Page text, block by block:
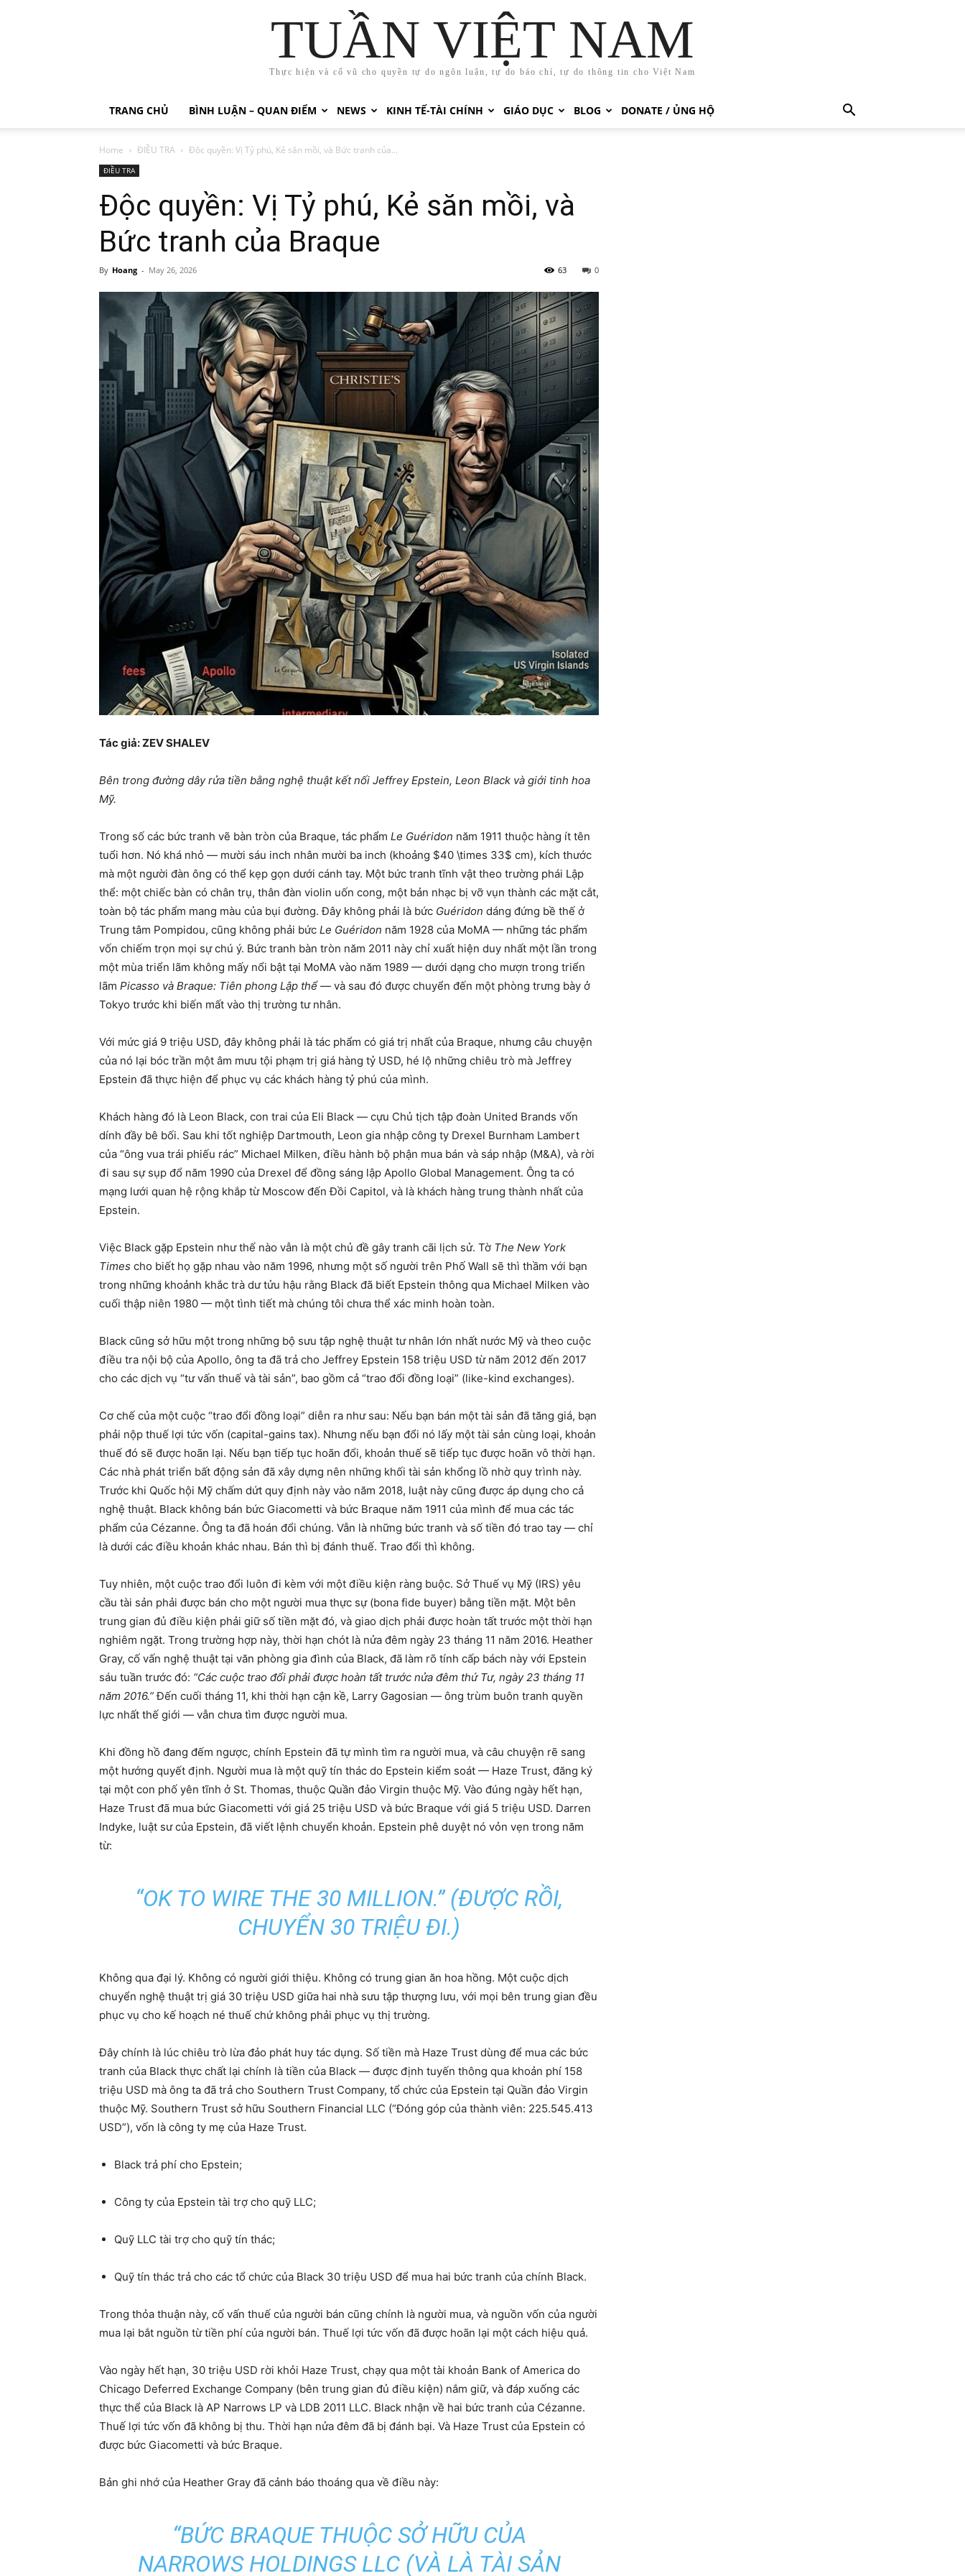
TUẦN VIỆT NAM
Thực hiện và cổ vũ cho quyền tự do ngôn luận, tự do báo chí, tự do thông tin cho Việt Nam
TRANG CHỦ BÌNH LUẬN – QUAN ĐIỂM NEWS KINH TẾ-TÀI CHÍNH GIÁO DỤC BLOG DONATE / ỦNG HỘ
Home ĐIỀU TRA Độc quyền: Vị Tỷ phú, Kẻ săn mồi, và Bức tranh của...
ĐIỀU TRA
Độc quyền: Vị Tỷ phú, Kẻ săn mồi, và
Bức tranh của Braque
By Hoang - May 26, 2026 0
63
Tác giả: ZEV SHALEV
Bên trong đường dây rửa tiền bằng nghệ thuật kết nối Jeffrey Epstein, Leon Black và giới tinh hoa
Mỹ.
Trong số các bức tranh vẽ bàn tròn của Braque, tác phẩm Le Guéridon năm 1911 thuộc hàng ít tên
tuổi hơn. Nó khá nhỏ — mười sáu inch nhân mười ba inch (khoảng $40 \times 33$ cm), kích thước
mà một người đàn ông có thể kẹp gọn dưới cánh tay. Một bức tranh tĩnh vật theo trường phái Lập
thể: một chiếc bàn có chân trụ, thân đàn violin uốn cong, một bản nhạc bị vỡ vụn thành các mặt cắt,
toàn bộ tác phẩm mang màu của bụi đường. Đây không phải là bức Guéridon dáng đứng bề thế ở
Trung tâm Pompidou, cũng không phải bức Le Guéridon năm 1928 của MoMA — những tác phẩm
vốn chiếm trọn mọi sự chú ý. Bức tranh bàn tròn năm 2011 này chỉ xuất hiện duy nhất một lần trong
một mùa triển lãm không mấy nổi bật tại MoMA vào năm 1989 — dưới dạng cho mượn trong triển
lãm Picasso và Braque: Tiên phong Lập thể— và sau đó được chuyển đến một phòng trưng bày ở
Tokyo trước khi biến mất vào thị trường tư nhân.
Với mức giá 9 triệu USD, đây không phải là tác phẩm có giá trị nhất của Braque, nhưng câu chuyện
của nó lại bóc trần một âm mưu tội phạm trị giá hàng tỷ USD, hé lộ những chiêu trò mà Jeffrey
Epstein đã thực hiện để phục vụ các khách hàng tỷ phú của mình.
Khách hàng đó là Leon Black, con trai của Eli Black — cựu Chủ tịch tập đoàn United Brands vốn
dính đầy bê bối. Sau khi tốt nghiệp Dartmouth, Leon gia nhập công ty Drexel Burnham Lambert
của “ông vua trái phiếu rác” Michael Milken, điều hành bộ phận mua bán và sáp nhập (M&A), và rời
đi sau sự sụp đổ năm 1990 của Drexel để đồng sáng lập Apollo Global Management. Ông ta có
mạng lưới quan hệ rộng khắp từ Moscow đến Đồi Capitol, và là khách hàng trung thành nhất của
Epstein.
Việc Black gặp Epstein như thế nào vẫn là một chủ đề gây tranh cãi lịch sử. Tờ The New York
Times cho biết họ gặp nhau vào năm 1996, nhưng một số người trên Phố Wall sẽ thì thầm với bạn
trong những khoảnh khắc trà dư tửu hậu rằng Black đã biết Epstein thông qua Michael Milken vào
cuối thập niên 1980 — một tình tiết mà chúng tôi chưa thể xác minh hoàn toàn.
Black cũng sở hữu một trong những bộ sưu tập nghệ thuật tư nhân lớn nhất nước Mỹ và theo cuộc
điều tra nội bộ của Apollo, ông ta đã trả cho Jeffrey Epstein 158 triệu USD từ năm 2012 đến 2017
cho các dịch vụ “tư vấn thuế và tài sản”, bao gồm cả “trao đổi đồng loại” (like-kind exchanges).
Cơ chế của một cuộc “trao đổi đồng loại” diễn ra như sau: Nếu bạn bán một tài sản đã tăng giá, bạn
phải nộp thuế lợi tức vốn (capital-gains tax). Nhưng nếu bạn đổi nó lấy một tài sản cùng loại, khoản
thuế đó sẽ được hoãn lại. Nếu bạn tiếp tục hoãn đổi, khoản thuế sẽ tiếp tục được hoãn vô thời hạn.
Các nhà phát triển bất động sản đã xây dựng nên những khối tài sản khổng lồ nhờ quy trình này.
Trước khi Quốc hội Mỹ chấm dứt quy định này vào năm 2018, luật này cũng được áp dụng cho cả
nghệ thuật. Black không bán bức Giacometti và bức Braque năm 1911 của mình để mua các tác
phẩm của Cézanne. Ông ta đã hoán đổi chúng. Vẫn là những bức tranh và số tiền đó trao tay — chỉ
là dưới các điều khoản khác nhau. Bán thì bị đánh thuế. Trao đổi thì không.
Tuy nhiên, một cuộc trao đổi luôn đi kèm với một điều kiện ràng buộc. Sở Thuế vụ Mỹ (IRS) yêu
cầu tài sản phải được bán cho một người mua thực sự (bona fide buyer) bằng tiền mặt. Một bên
trung gian đủ điều kiện phải giữ số tiền mặt đó, và giao dịch phải được hoàn tất trước một thời hạn
nghiêm ngặt. Trong trường hợp này, thời hạn chót là nửa đêm ngày 23 tháng 11 năm 2016. Heather
Gray, cố vấn nghệ thuật tại văn phòng gia đình của Black, đã làm rõ tính cấp bách này với Epstein
sáu tuần trước đó: “Các cuộc trao đổi phải được hoàn tất trước nửa đêm thứ Tư, ngày 23 tháng 11
năm 2016.”Đến cuối tháng 11, khi thời hạn cận kề, Larry Gagosian — ông trùm buôn tranh quyền
lực nhất thế giới — vẫn chưa tìm được người mua.
Khi đồng hồ đang đếm ngược, chính Epstein đã tự mình tìm ra người mua, và câu chuyện rẽ sang
một hướng quyết định. Người mua là một quỹ tín thác do Epstein kiểm soát — Haze Trust, đăng ký
tại một con phố yên tĩnh ở St. Thomas, thuộc Quần đảo Virgin thuộc Mỹ. Vào đúng ngày hết hạn,
Haze Trust đã mua bức Giacometti với giá 25 triệu USD và bức Braque với giá 5 triệu USD. Darren
Indyke, luật sư của Epstein, đã viết lệnh chuyển khoản. Epstein phê duyệt nó vỏn vẹn trong năm
từ:
“OK TO WIRE THE 30 MILLION.” (ĐƯỢC RỒI,
CHUYỂN 30 TRIỆU ĐI.)
Không qua đại lý. Không có người giới thiệu. Không có trung gian ăn hoa hồng. Một cuộc dịch
chuyển nghệ thuật trị giá 30 triệu USD giữa hai nhà sưu tập thượng lưu, với mọi bên trung gian đều
phục vụ cho kế hoạch né thuế chứ không phải phục vụ thị trường.
Đây chính là lúc chiêu trò lừa đảo phát huy tác dụng. Số tiền mà Haze Trust dùng để mua các bức
tranh của Black thực chất lại chính là tiền của Black — được định tuyến thông qua khoản phí 158
triệu USD mà ông ta đã trả cho Southern Trust Company, tổ chức của Epstein tại Quần đảo Virgin
thuộc Mỹ. Southern Trust sở hữu Southern Financial LLC (“Đóng góp của thành viên: 225.545.413
USD”), vốn là công ty mẹ của Haze Trust.
Black trả phí cho Epstein;
Công ty của Epstein tài trợ cho quỹ LLC;
Quỹ LLC tài trợ cho quỹ tín thác;
Quỹ tín thác trả cho các tổ chức của Black 30 triệu USD để mua hai bức tranh của chính Black.
Trong thỏa thuận này, cố vấn thuế của người bán cũng chính là người mua, và nguồn vốn của người
mua lại bắt nguồn từ tiền phí của người bán. Thuế lợi tức vốn đã được hoãn lại một cách hiệu quả.
Vào ngày hết hạn, 30 triệu USD rời khỏi Haze Trust, chạy qua một tài khoản Bank of America do
Chicago Deferred Exchange Company (bên trung gian đủ điều kiện) nắm giữ, và đáp xuống các
thực thể của Black là AP Narrows LP và LDB 2011 LLC. Black nhận về hai bức tranh của Cézanne.
Thuế lợi tức vốn đã không bị thu. Thời hạn nửa đêm đã bị đánh bại. Và Haze Trust của Epstein có
được bức Giacometti và bức Braque.
Bản ghi nhớ của Heather Gray đã cảnh báo thoáng qua về điều này:
“BỨC BRAQUE THUỘC SỞ HỮU CỦA
NARROWS HOLDINGS LLC (VÀ LÀ TÀI SẢN